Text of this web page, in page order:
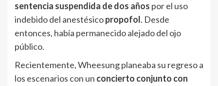
sentencia suspendida de dos años por el uso
indebido del anestésicopropofol. Desde
entonces, había permanecido alejado del ojo
público.
Recientemente, Wheesung planeaba su regreso a
los escenarios con un concierto conjunto con